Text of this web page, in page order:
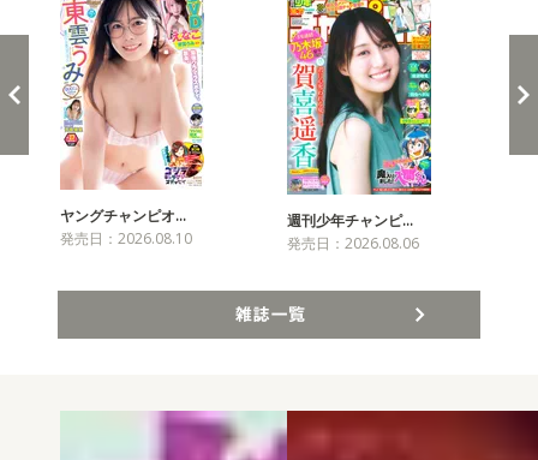
ヤングチャンピオ…
発売日：2026.08.10
週刊少年チャンピ…
発売日：2026.08.06